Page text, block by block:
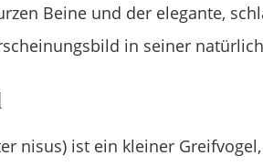
Beine und der elegante,
in seiner
nisus) ist ein kleiner